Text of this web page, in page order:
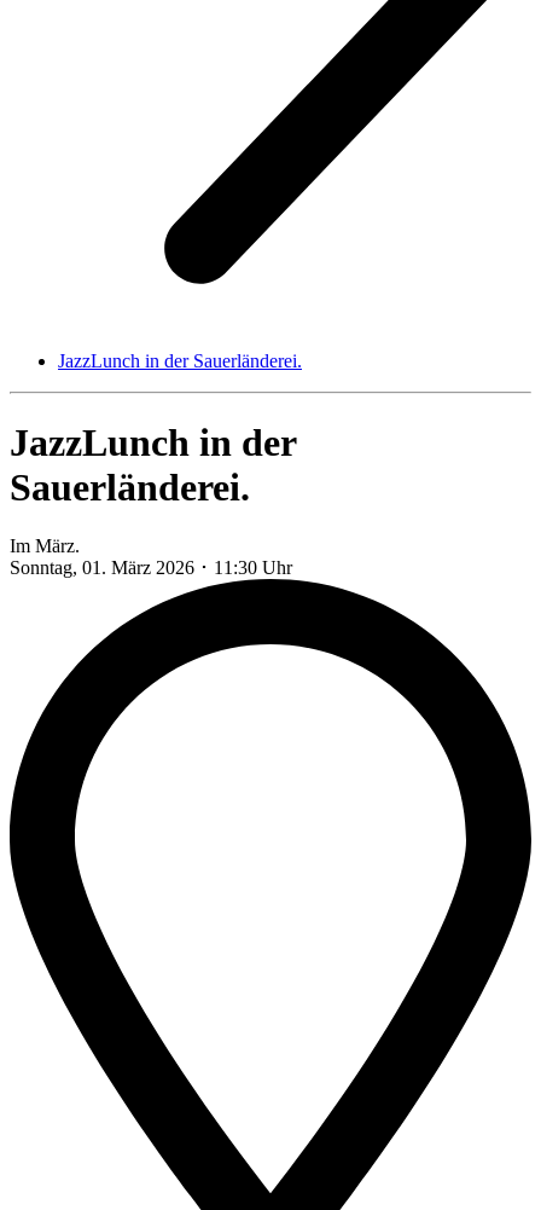
JazzLunch in der Sauerländerei.
JazzLunch in der
Sauerländerei.
Im März.
Sonntag, 01. März 2026 ･ 11:30 Uhr